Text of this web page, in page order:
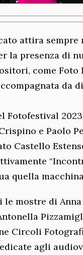
attira sempre
la presenza di
come Foto
da
Fotofestival
e Paolo
Castello
quella
le mostre di
Circoli
agli